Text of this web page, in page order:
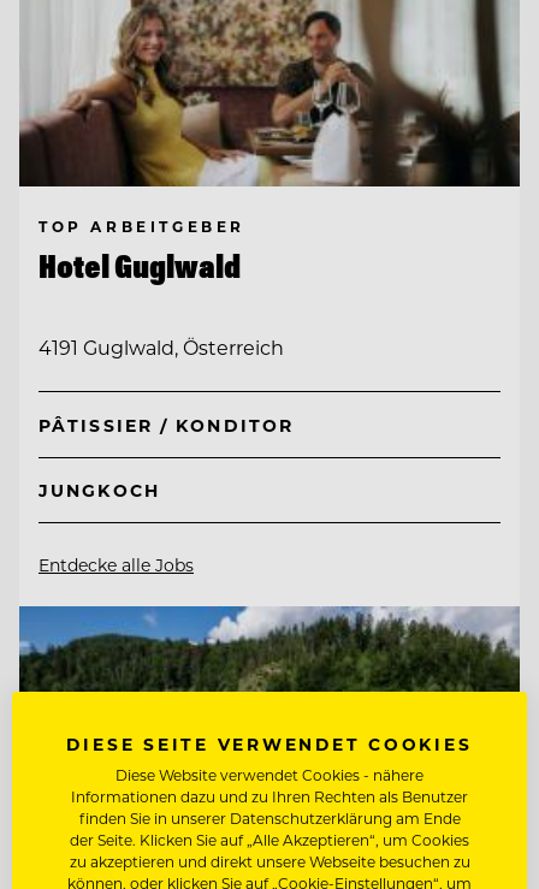
TOP ARBEITGEBER
Hotel Guglwald
4191 Guglwald, Österreich
PÂTISSIER / KONDITOR
JUNGKOCH
Entdecke alle Jobs
DIESE SEITE VERWENDET COOKIES
Diese Website verwendet Cookies - nähere
Informationen dazu und zu Ihren Rechten als Benutzer
finden Sie in unserer Datenschutzerklärung am Ende
der Seite. Klicken Sie auf „Alle Akzeptieren“, um Cookies
zu akzeptieren und direkt unsere Webseite besuchen zu
können, oder klicken Sie auf „Cookie-Einstellungen“, um